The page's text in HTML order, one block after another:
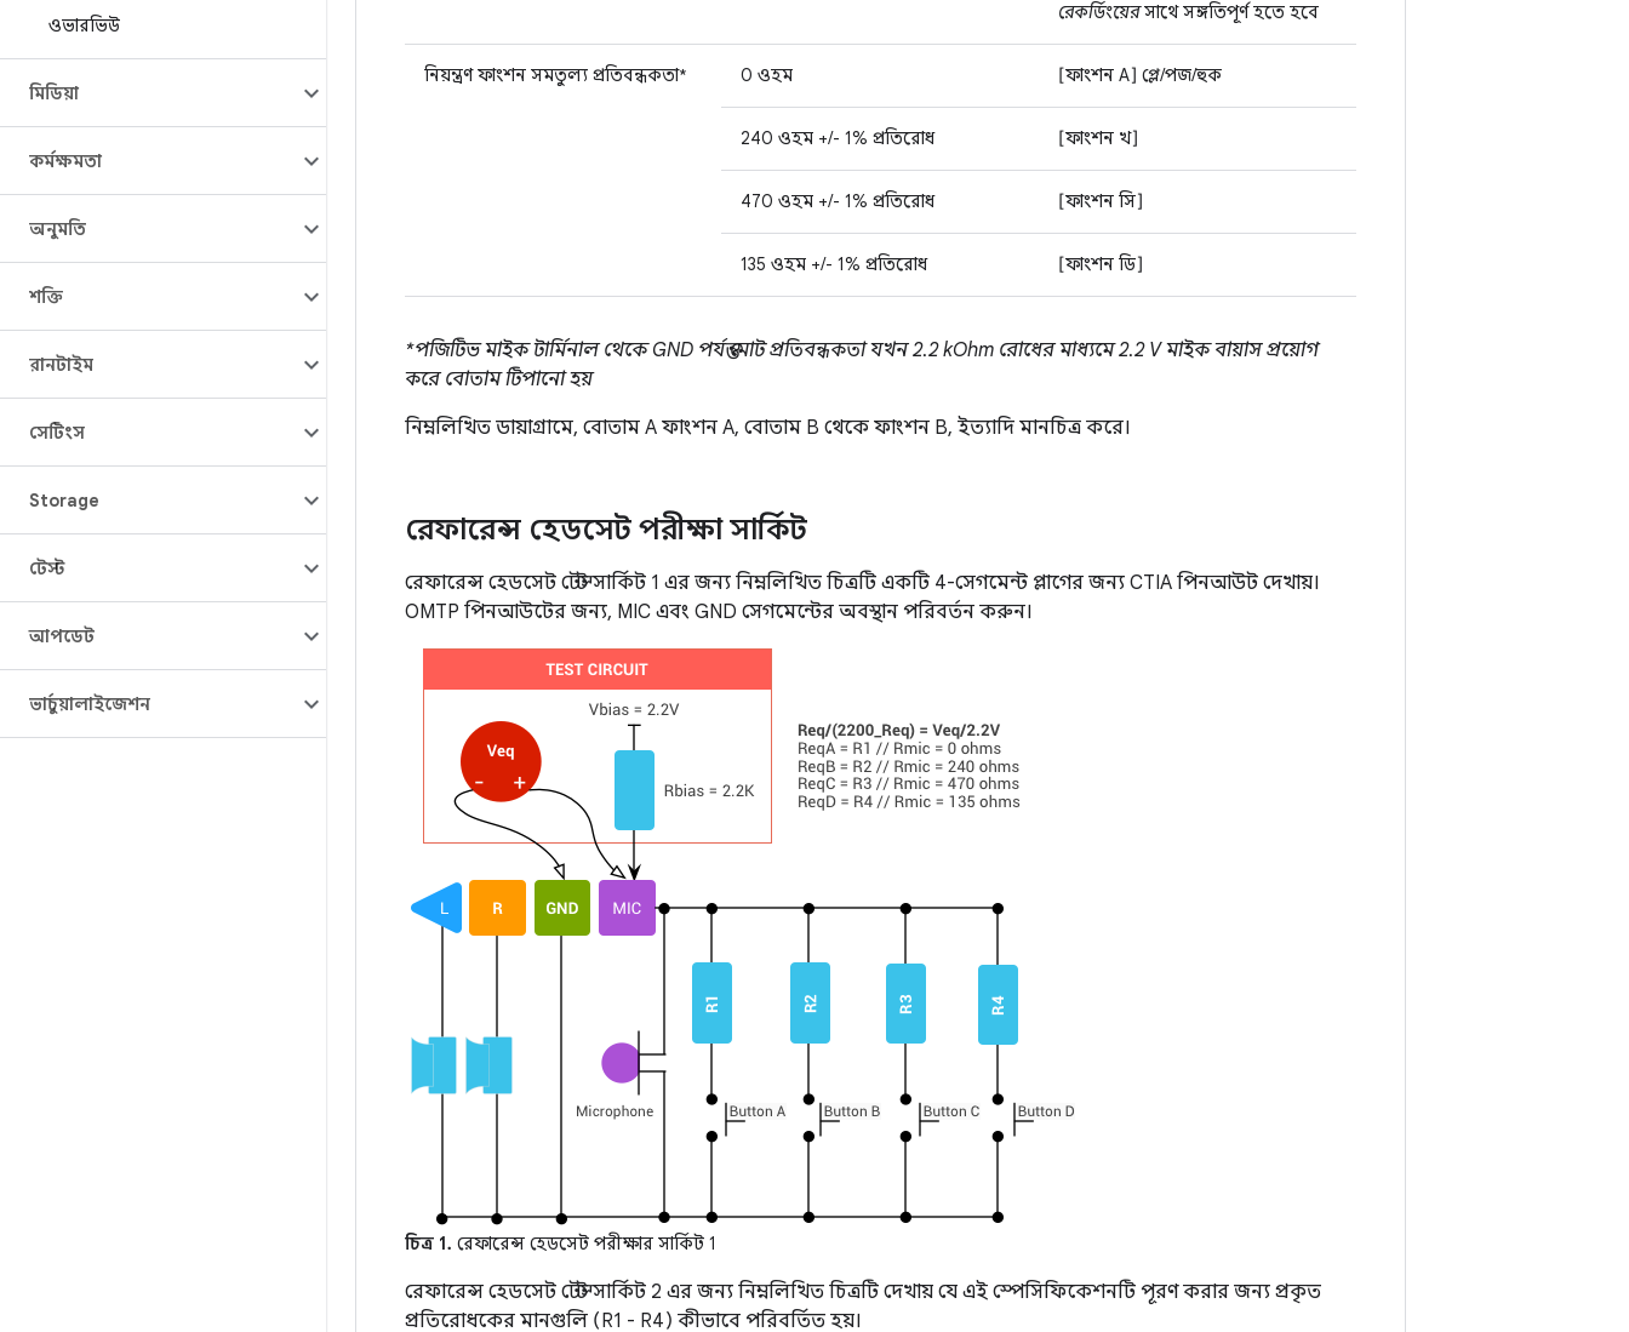
ওভারভিউ
মিডিয়া
কর্মক্ষমতা
অনুমতি
শক্তি
রানটাইম
সেটিংস
Storage
টেস্ট
আপডেট
ভার্চুয়ালাইজেশন
রেকর্ডিংয়েরসাথে সঙ্গতিপূর্ণ হতে হবে
নিয়ন্ত্রণ ফাংশন সমতুল্য প্রতিবন্ধকতা* 0 ওহম [ফাংশন A] প্লে/পজ/হুক
240 ওহম +/- 1% প্রতিরোধ [ফাংশন খ]
470 ওহম +/- 1% প্রতিরোধ [ফাংশন সি]
135 ওহম +/- 1% প্রতিরোধ [ফাংশন ডি]
*পজিটিভ মাইক টার্মিনাল থেকে GND পর্যন্ত মোট প্রতিবন্ধকতা যখন 2.2 kOhm রোধের মাধ্যমে 2.2 V মাইক বায়াস প্রয়োগ
করে বোতাম টিপানো হয়
নিম্নলিখিত ডায়াগ্রামে, বোতাম A ফাংশন A, বোতাম B থেকে ফাংশন B, ইত্যাদি মানচিত্র করে।
রেফারেন্স হেডসেট পরীক্ষা সার্কিট
রেফারেন্স হেডসেট টেস্ট সার্কিট 1 এর জন্য নিম্নলিখিত চিত্রটি একটি 4-সেগমেন্ট প্লাগের জন্য CTIA পিনআউট দেখায়।
OMTP পিনআউটের জন্য, MIC এবং GND সেগমেন্টের অবস্থান পরিবর্তন করুন।
চিত্র 1. রেফারেন্স হেডসেট পরীক্ষার সার্কিট 1
রেফারেন্স হেডসেট টেস্ট সার্কিট 2 এর জন্য নিম্নলিখিত চিত্রটি দেখায় যে এই স্পেসিফিকেশনটি পূরণ করার জন্য প্রকৃত
প্রতিরোধকের মানগুলি (R1 - R4) কীভাবে পরিবর্তিত হয়।